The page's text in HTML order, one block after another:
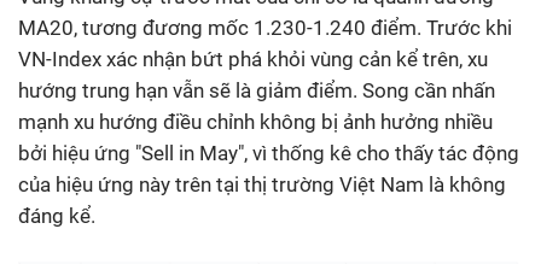
MA20, tương đương mốc 1.230-1.240 điểm. Trước khi
VN-Index xác nhận bứt phá khỏi vùng cản kể trên, xu
hướng trung hạn vẫn sẽ là giảm điểm. Song cần nhấn
mạnh xu hướng điều chỉnh không bị ảnh hưởng nhiều
bởi hiệu ứng "Sell in May", vì thống kê cho thấy tác động
của hiệu ứng này trên tại thị trường Việt Nam là không
đáng kể.